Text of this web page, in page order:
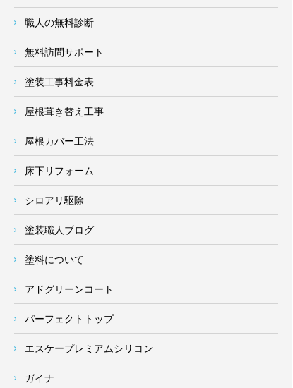
職人の無料診断
無料訪問サポート
塗装工事料金表
屋根葺き替え工事
屋根カバー工法
床下リフォーム
シロアリ駆除
塗装職人ブログ
塗料について
アドグリーンコート
パーフェクトトップ
エスケープレミアムシリコン
ガイナ